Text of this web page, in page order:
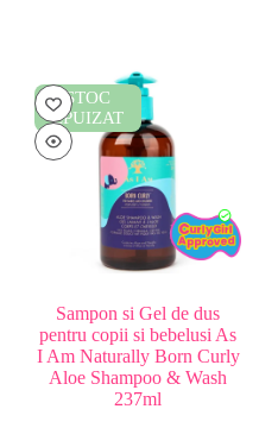
STOC
EPUIZAT
Sampon si Gel de dus
pentru copii si bebelusi As
I Am Naturally Born Curly
Aloe Shampoo & Wash
237ml